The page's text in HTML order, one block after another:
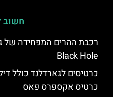
חשוב
Black Hole
כרטיסים לגארדלנד כולל
כרטיס אקספרס פאס